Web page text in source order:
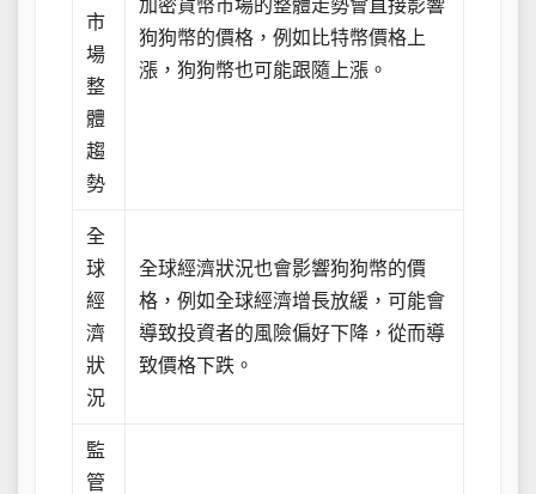
市
場
整
體
趨
勢
加密貨幣市場的整體走勢會直接影響
狗狗幣的價格，例如比特幣價格上
漲，狗狗幣也可能跟隨上漲。
全
球
經
濟
狀
況
全球經濟狀況也會影響狗狗幣的價
格，例如全球經濟增長放緩，可能會
導致投資者的風險偏好下降，從而導
致價格下跌。
監
管